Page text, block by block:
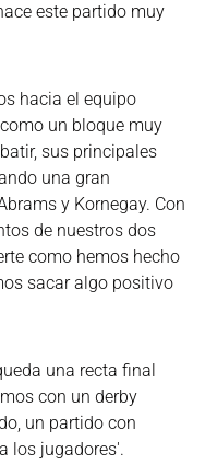
este partido muy
hacia el equipo
un bloque muy
sus principales
una gran
y Kornegay. Con
de nuestros dos
como hemos hecho
sacar algo positivo
una recta final
con un derby
un partido con
los jugadores'.